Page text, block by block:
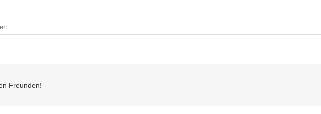
für
Weihnachtsgrußwort
Freunden!